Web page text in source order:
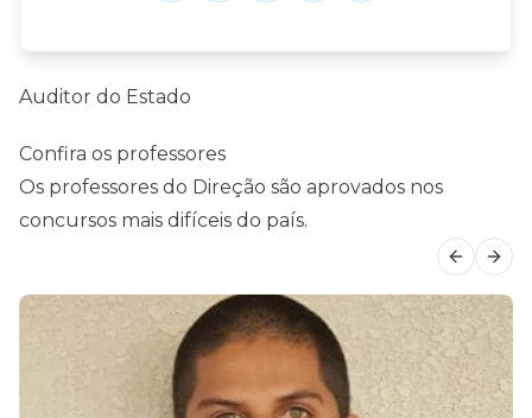
Auditor do Estado
Confira os professores
Os professores do Direção são aprovados nos
concursos mais difíceis do país.